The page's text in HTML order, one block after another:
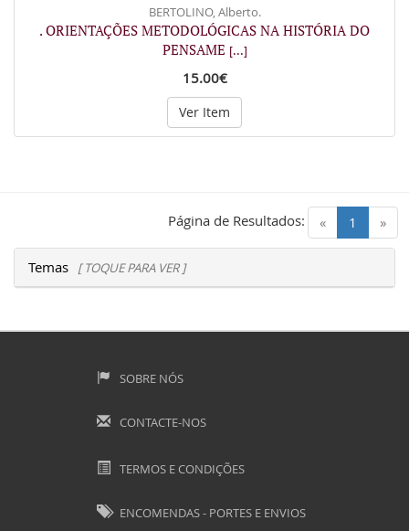
BERTOLINO, Alberto.
. ORIENTAÇÕES METODOLÓGICAS NA HISTÓRIA DO
PENSAME [...]
15.00€
Ver Item
« 1 (current)
»
Página de Resultados:
Temas [ TOQUE PARA VER ]
SOBRE NÓS
CONTACTE-NOS
TERMOS E CONDIÇÕES
ENCOMENDAS - PORTES E ENVIOS